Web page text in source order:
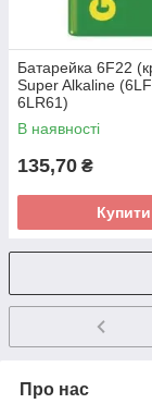
Батарейка 6F22
Super Alkaline
6LR61)
В наявності
135,70 ₴
Купити
Про нас